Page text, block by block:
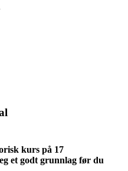
kurs på 17
et godt grunnlag før du